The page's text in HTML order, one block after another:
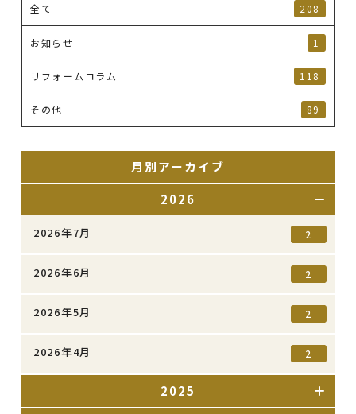
全て 208
お知らせ 1
リフォームコラム 118
その他 89
月別アーカイブ
2026
2026年7月 2
2026年6月 2
2026年5月 2
2026年4月 2
2025